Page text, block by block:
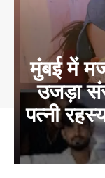
मुंबई में
उजड़ा
पत्नी